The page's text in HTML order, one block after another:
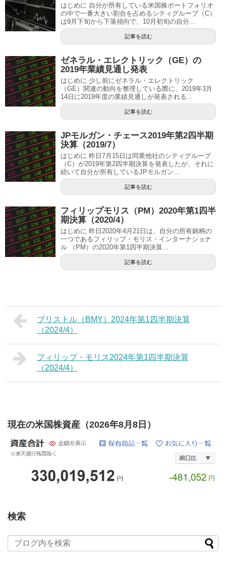
はじめに 自分が所有している米国株ポートフォリオ
の中で一番大きい割合を占めるシティグループ（C）
は9月下旬から下落傾向で、10月初旬の自分...
記事を読む
ゼネラル・エレクトリック（GE）の
2019年業績見通し発表
はじめに 少し前にゼネラル・エレクトリック
（GE）関連の動向を整理している際に、2019年3月
14日に2019年度の業績見通しが発表される...
記事を読む
JPモルガン・チェース2019年第2四半期
決算（2019/7）
はじめに 昨日7月15日は同業他社のシティグループ
（C）が2019年第2四半期決算を発表したが、それに
続いて自分が所有しているJPモルガン...
記事を読む
フィリップモリス（PM）2020年第1四半
期決算（2020/4）
はじめに 昨日2020年4月21日は、自分の所有銘柄の
一つであるフィリップ・モリス・インターナショナ
ル （PM）の2020年第1四半期決算...
記事を読む
ブリストル（BMY）2024年第1四半期決算
（2024/4）
フィリップ・モリス2024年第1四半期決算
（2024/4）
現在の米国株資産（2026年8月8日）
検索